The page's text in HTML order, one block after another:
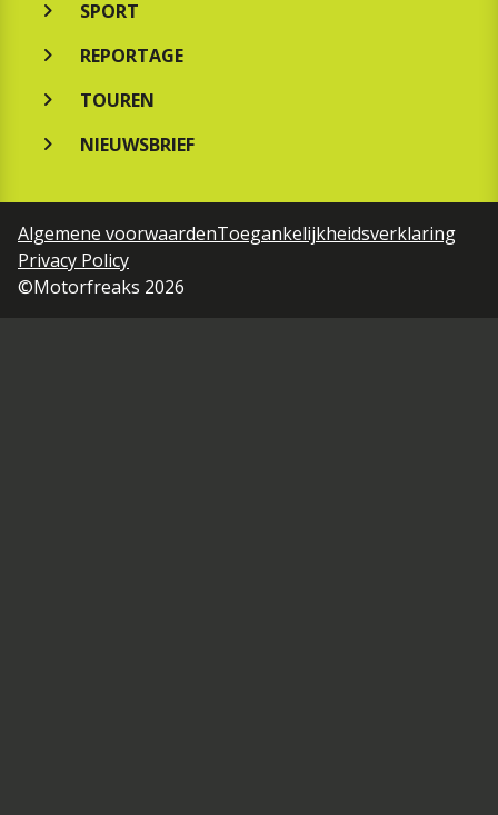
SPORT
REPORTAGE
TOUREN
NIEUWSBRIEF
Algemene voorwaardenToegankelijkheidsverklaring
Privacy Policy
©Motorfreaks 2026